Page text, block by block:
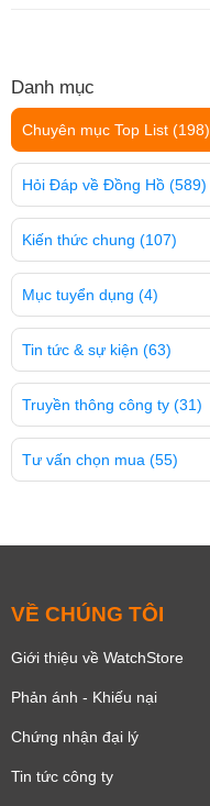
Danh mục
Chuyên mục Top List (198)
Hỏi Đáp về Đồng Hồ (589)
Kiến thức chung (107)
Mục tuyển dụng (4)
Tin tức & sự kiện (63)
Truyền thông công ty (31)
Tư vấn chọn mua (55)
VỀ CHÚNG TÔI
Giới thiệu về WatchStore
Phản ánh - Khiếu nại
Chứng nhận đại lý
Tin tức công ty